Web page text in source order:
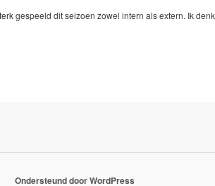
gespeeld dit seizoen zowel intern als extern. Ik
Ondersteund door WordPress